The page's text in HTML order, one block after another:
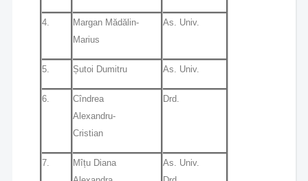
4.
Margan Mădălin-
Marius
As. Univ.
5. Șutoi Dumitru As. Univ.
6.
Cîndrea
Alexandru-
Cristian
Drd.
7.
Mîțu Diana
As. Univ.